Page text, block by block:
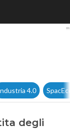
apre la
4.0
degli